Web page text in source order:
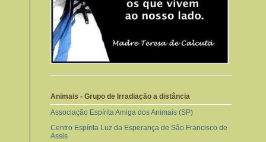
Animais - Grupo de Irradiação a distância
Associação Espírita Amiga dos Animais (SP)
Centro Espírita Luz da Esperança de São Francisco de
Assis